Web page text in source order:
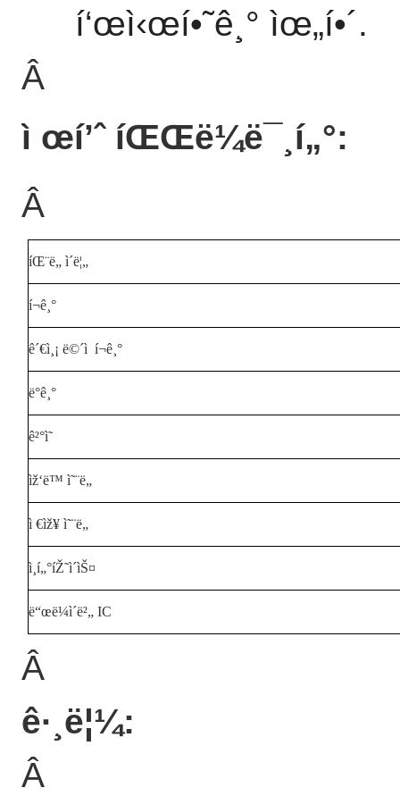
í‘œì‹œí•˜ê¸° ìœ„í•´.
Â
ì œí’ˆ íŒŒë¼ë¯¸í„°:
Â
íŒ¨ë„ ì´ë¦„
í¬ê¸°
ê´€ì¸¡ ë©´ì  í¬ê¸°
ë°ê¸°
ê²°ì˜
ìž‘ë™ ì˜¨ë„
ì €ìž¥ ì˜¨ë„
ì¸í„°íŽ˜ì´ìŠ¤
ë“œë¼ì´ë²„ IC
Â
ê·¸ë¦¼:
Â